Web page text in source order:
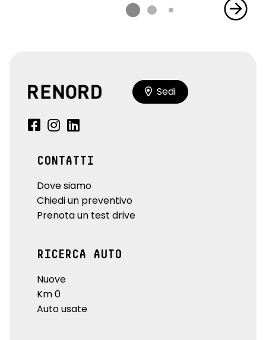
Sedi
CONTATTI
Dove siamo
Chiedi un preventivo
Prenota un test drive
RICERCA AUTO
Nuove
Km 0
Auto usate